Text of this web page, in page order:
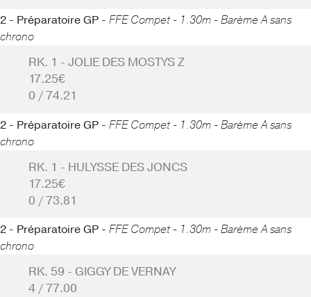
2 - Préparatoire GP - FFE Compet - 1.30m - Barème A sans
chrono
RK. 1 - JOLIE DES MOSTYS Z
17.25€
0 / 74.21
2 - Préparatoire GP - FFE Compet - 1.30m - Barème A sans
chrono
RK. 1 - HULYSSE DES JONCS
17.25€
0 / 73.81
2 - Préparatoire GP - FFE Compet - 1.30m - Barème A sans
chrono
RK. 59 - GIGGY DE VERNAY
4 / 77.00